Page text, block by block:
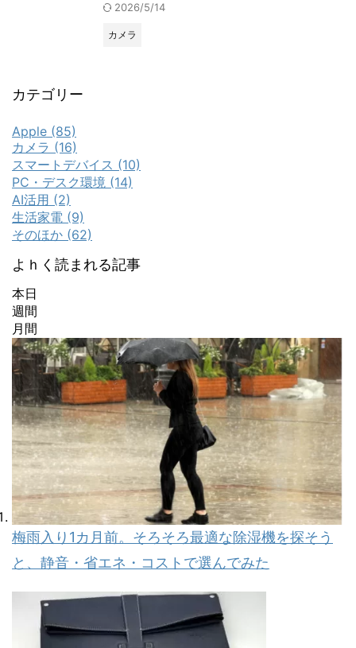
2026/5/14
カメラ
カテゴリー
Apple (85)
カメラ (16)
スマートデバイス (10)
PC・デスク環境 (14)
AI活用 (2)
生活家電 (9)
そのほか (62)
よｈく読まれる記事
本日
週間
月間
梅雨入り1カ月前。そろそろ最適な除湿機を探そう
と、静音・省エネ・コストで選んでみた